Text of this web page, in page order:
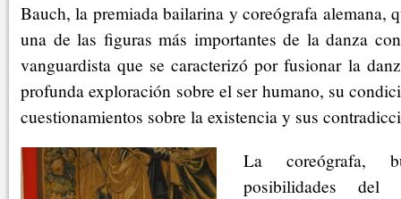
Bauch, la premiada bailarina y coreógrafa alemana,
una de las figuras más importantes de la danza
vanguardista que se caracterizó por fusionar la
profunda exploración sobre el ser humano, su
cuestionamientos sobre la existencia y sus
La coreógrafa,
posibilidades